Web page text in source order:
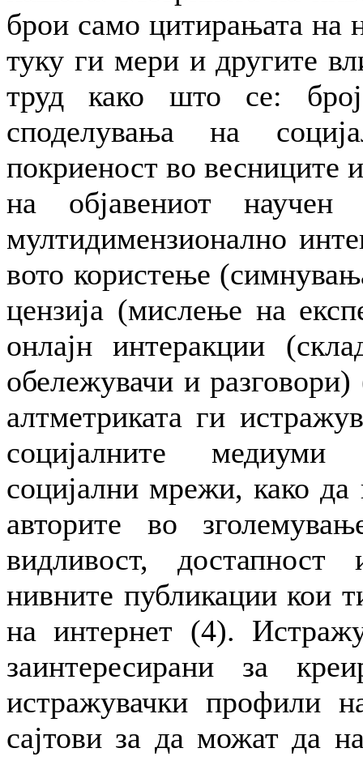
брои само цитирањата на
туку ги мери и другите
труд како што се:
споделувања на
покриеност во весниците
на објавениот
мултидимензионално
вото користење
цензија (мислење на
онлајн интеракции
обележувачи и
алтметриката ги
социјалните
социјални мрежи, како
авторите во
видливост,
нивните публикации кои
на интернет (4).
заинтересирани за
истражувачки профили
сајтови за да можат да